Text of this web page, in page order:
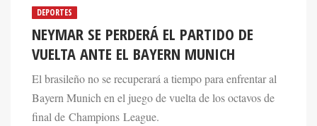
DEPORTES
NEYMAR SE PERDERÁ EL PARTIDO DE
VUELTA ANTE EL BAYERN MUNICH
El brasileño no se recuperará a tiempo para enfrentar al
Bayern Munich en el juego de vuelta de los octavos de
final de Champions League.